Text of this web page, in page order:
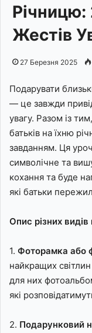
Річницю:
Жестів
27 Березня 2025
Подарувати
— це завжди
увагу. Разом із
батьків на їхню
завданням. Ця
символічне та
кохання та буде
які батьки
Опис різних видів
1. Фоторамка або
найкращих світлин
для них
які
2. Подарунковий